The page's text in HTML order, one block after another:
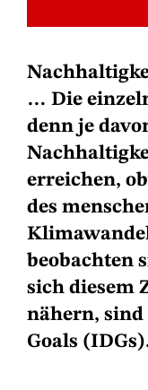
… Die
denn je
erreichen,
des
beobachten
sich diesem
nähern,
Goals